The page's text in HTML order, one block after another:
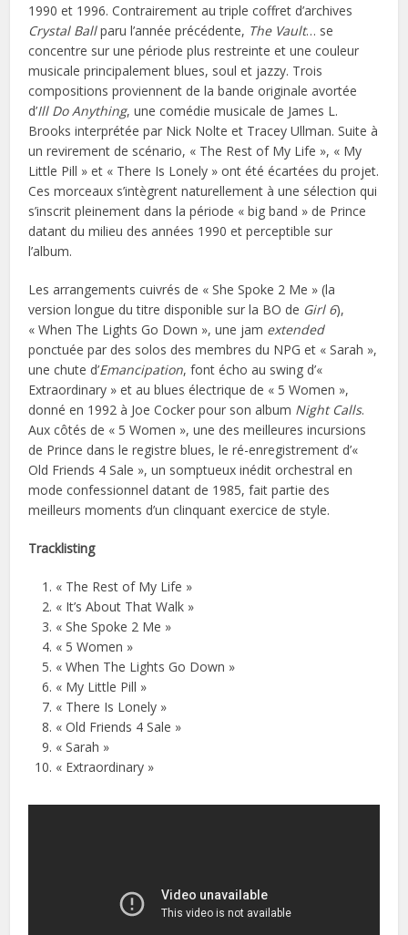
1990 et 1996. Contrairement au triple coffret d’archives
Crystal Ballparu l’année précédente, The Vault… se
concentre sur une période plus restreinte et une couleur
musicale principalement blues, soul et jazzy. Trois
compositions proviennent de la bande originale avortée
d’Ill Do Anything, une comédie musicale de James L.
Brooks interprétée par Nick Nolte et Tracey Ullman. Suite à
un revirement de scénario, « The Rest of My Life », « My
Little Pill » et « There Is Lonely » ont été écartées du projet.
Ces morceaux s’intègrent naturellement à une sélection qui
s’inscrit pleinement dans la période « big band » de Prince
datant du milieu des années 1990 et perceptible sur
l’album.
Les arrangements cuivrés de « She Spoke 2 Me » (la
version longue du titre disponible sur la BO de Girl 6),
« When The Lights Go Down », une jam extended
ponctuée par des solos des membres du NPG et « Sarah »,
une chute d’Emancipation, font écho au swing d’«
Extraordinary » et au blues électrique de « 5 Women »,
donné en 1992 à Joe Cocker pour son album Night Calls.
Aux côtés de « 5 Women », une des meilleures incursions
de Prince dans le registre blues, le ré-enregistrement d’«
Old Friends 4 Sale », un somptueux inédit orchestral en
mode confessionnel datant de 1985, fait partie des
meilleurs moments d’un clinquant exercice de style.
Tracklisting
« The Rest of My Life »
« It’s About That Walk »
« She Spoke 2 Me »
« 5 Women »
« When The Lights Go Down »
« My Little Pill »
« There Is Lonely »
« Old Friends 4 Sale »
« Sarah »
« Extraordinary »